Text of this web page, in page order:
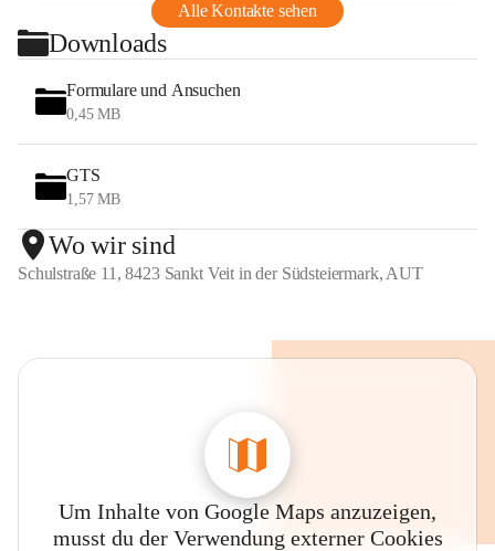
Alle Kontakte sehen
Downloads
Formulare und Ansuchen
0,45 MB
GTS
1,57 MB
Wo wir sind
Schulstraße 11, 8423 Sankt Veit in der Südsteiermark, AUT
Um Inhalte von Google Maps anzuzeigen,
musst du der Verwendung externer Cookies